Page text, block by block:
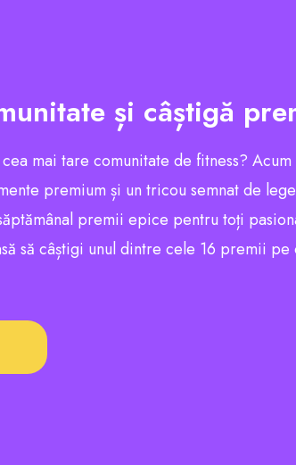
și câștigă
mai tare comunitate de fitness? Acum
premium și un tricou semnat de
premii epice pentru toți
să câștigi unul dintre cele 16 premii